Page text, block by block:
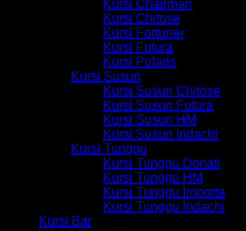
Kursi Chairman
Kursi Chitose
Kursi Fortuner
Kursi Futura
Kursi Polaris
Kursi Susun
Kursi Susun Chitose
Kursi Susun Futura
Kursi Susun HM
Kursi Susun Indachi
Kursi Tunggu
Kursi Tunggu Donati
Kursi Tunggu HM
Kursi Tunggu Importa
Kursi Tunggu Indachi
Kursi Bar